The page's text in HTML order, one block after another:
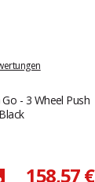
- 3 Wheel Push
158,57 €